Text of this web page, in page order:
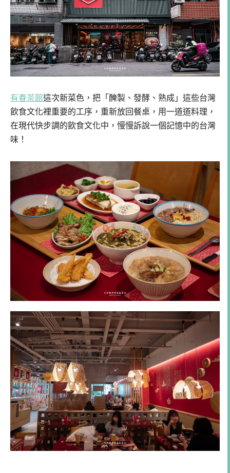
有春茶館這次新菜色，把「醃製、發酵、熟成」這些台灣
飲食文化裡重要的工序，重新放回餐桌，用一道道料理，
在現代快步調的飲食文化中，慢慢訴說一個記憶中的台灣
味！